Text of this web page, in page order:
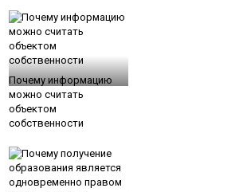
Почему информацию
можно считать
объектом
собственности